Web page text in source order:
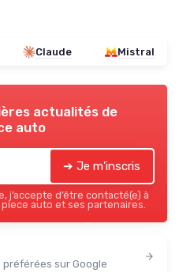
Claude Mistral
actualités de
auto
➔ Je m'inscris
j’accepte d’être contacté(e) à
auto et ses partenaires.
sur Google